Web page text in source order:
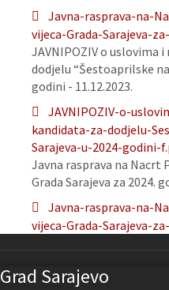
Javna-rasprava-na-
vijeca-Grada-Sarajeva-
JAVNIPOZIV o uslovima
dodjelu “Šestoaprilske
godini - 11.12.2023.
JAVNIPOZIV-o-
kandidata-za-dodjelu-
Sarajeva-u-2024-godini-
Javna rasprava na Nacrt
Grada Sarajeva za 2024.
Javna-rasprava-na-
vijeca-Grada-Sarajeva-
Grad Sarajevo